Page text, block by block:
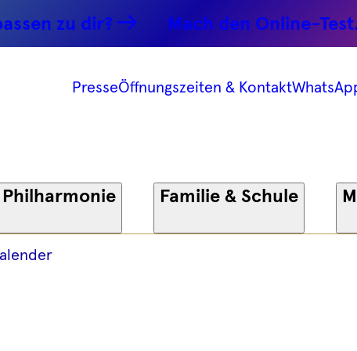
zu dir? Mach den Online-Test.
PresseÖffnungszeiten & Kontakt
Philharmonie Familie & Schule
-